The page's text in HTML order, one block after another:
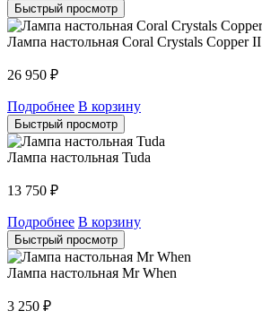
Быстрый просмотр
Лампа настольная Coral Crystals Copper II
26 950 ₽
Подробнее В корзину
Быстрый просмотр
Лампа настольная Tuda
13 750 ₽
Подробнее В корзину
Быстрый просмотр
Лампа настольная Mr When
3 250 ₽